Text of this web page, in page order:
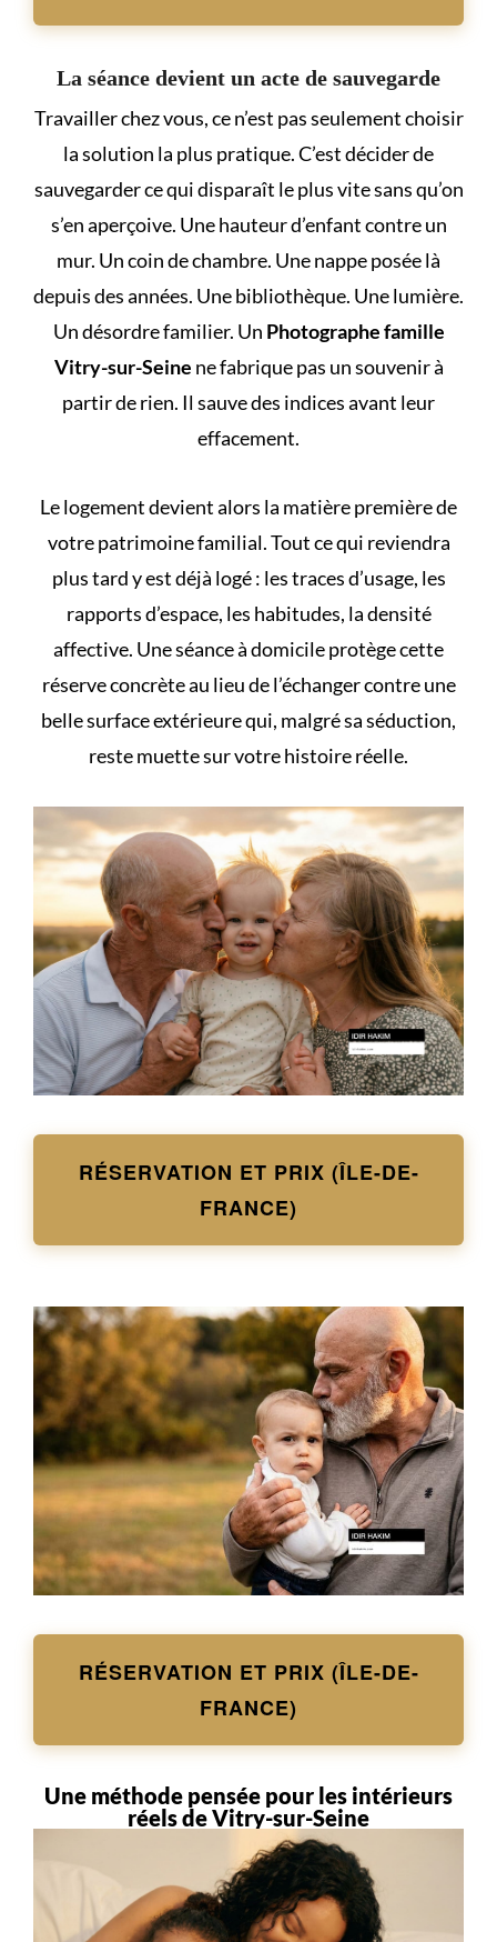
La séance devient un acte de sauvegarde
Travailler chez vous, ce n’est pas seulement choisir
la solution la plus pratique. C’est décider de
sauvegarder ce qui disparaît le plus vite sans qu’on
s’en aperçoive. Une hauteur d’enfant contre un
mur. Un coin de chambre. Une nappe posée là
depuis des années. Une bibliothèque. Une lumière.
Un désordre familier. Un Photographe famille
Vitry-sur-Seine ne fabrique pas un souvenir à
partir de rien. Il sauve des indices avant leur
effacement.
Le logement devient alors la matière première de
votrepatrimoine familial. Tout ce qui reviendra
plus tard y est déjà logé : les traces d’usage, les
rapports d’espace, les habitudes, la densité
affective. Une séance à domicile protège cette
réserve concrète au lieu de l’échanger contre une
belle surface extérieure qui, malgré sa séduction,
reste muette sur votre histoire réelle.
RÉSERVATION ET PRIX (ÎLE-DE-
FRANCE)
RÉSERVATION ET PRIX (ÎLE-DE-
FRANCE)
Une méthode pensée pour les intérieurs
réels de Vitry-sur-Seine